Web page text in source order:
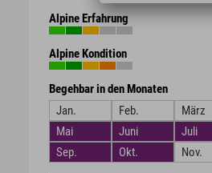
Alpine Erfahrung
Alpine Kondition
Begehbar in den Monaten
Jan.
Feb. März
Mai
Juni Juli
Sep.
Okt. Nov.